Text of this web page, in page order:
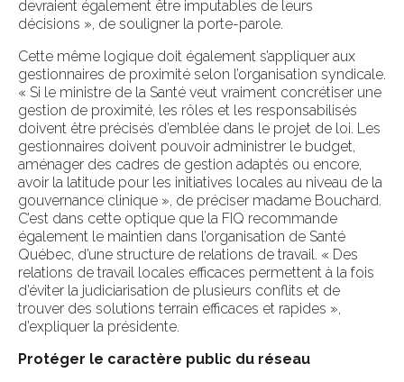
devraient également être imputables de leurs
décisions », de souligner la porte-parole.
Cette même logique doit également s’appliquer aux
gestionnaires de proximité selon l’organisation syndicale.
« Si le ministre de la Santé veut vraiment concrétiser une
gestion de proximité, les rôles et les responsabilisés
doivent être précisés d’emblée dans le projet de loi. Les
gestionnaires doivent pouvoir administrer le budget,
aménager des cadres de gestion adaptés ou encore,
avoir la latitude pour les initiatives locales au niveau de la
gouvernance clinique », de préciser madame Bouchard.
C’est dans cette optique que la FIQ recommande
également le maintien dans l’organisation de Santé
Québec, d’une structure de relations de travail. « Des
relations de travail locales efficaces permettent à la fois
d’éviter la judiciarisation de plusieurs conflits et de
trouver des solutions terrain efficaces et rapides »,
d’expliquer la présidente.
Protéger le caractère public du réseau